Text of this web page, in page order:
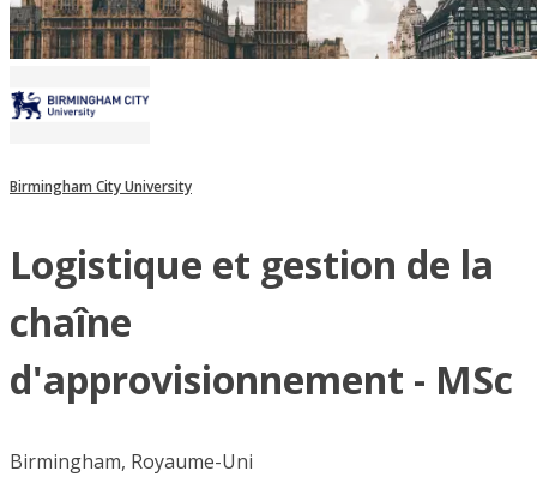
Birmingham City University
Logistique et gestion de la
chaîne
d'approvisionnement - MSc
Birmingham, Royaume-Uni